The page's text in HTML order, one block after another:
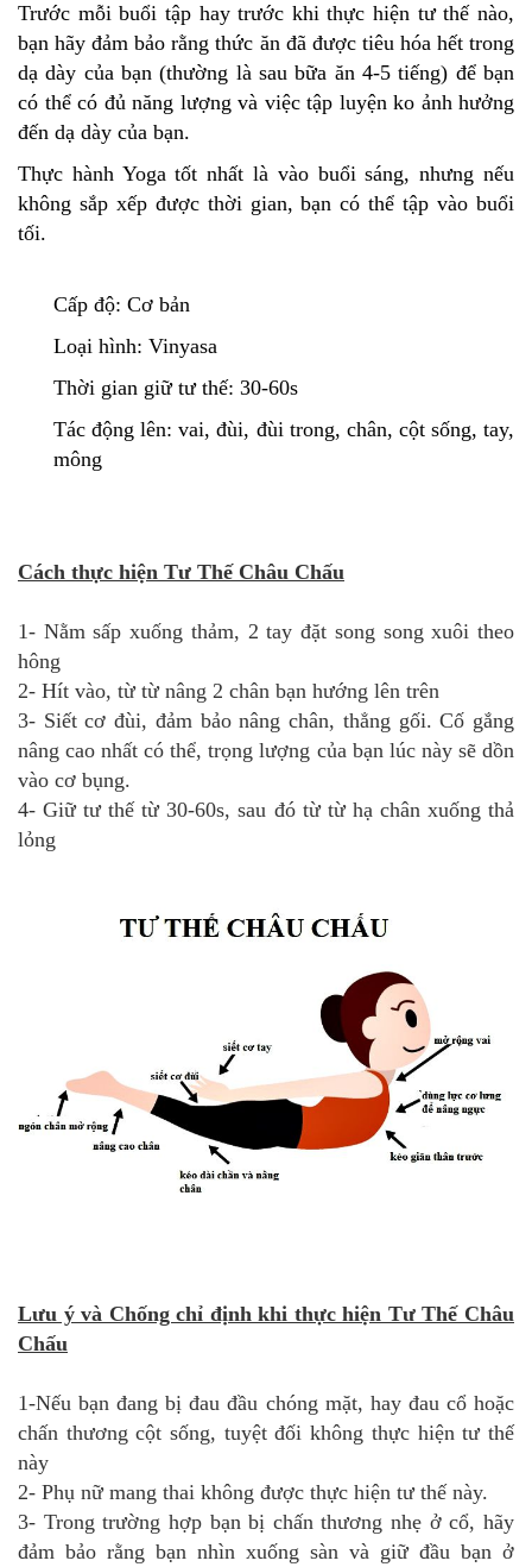
Trước mỗi buổi tập hay trước khi thực hiện tư thế nào,
bạn hãy đảm bảo rằng thức ăn đã được tiêu hóa hết trong
dạ dày của bạn (thường là sau bữa ăn 4-5 tiếng) để bạn
có thể có đủ năng lượng và việc tập luyện ko ảnh hưởng
đến dạ dày của bạn.
Thực hành Yoga tốt nhất là vào buổi sáng, nhưng nếu
không sắp xếp được thời gian, bạn có thể tập vào buổi
tối.
Cấp độ: Cơ bản
Loại hình: Vinyasa
Thời gian giữ tư thế: 30-60s
Tác động lên: vai, đùi, đùi trong, chân, cột sống, tay,
mông
Cách thực hiện Tư Thế Châu Chấu
1- Nằm sấp xuống thảm, 2 tay đặt song song xuôi theo
hông
2- Hít vào, từ từ nâng 2 chân bạn hướng lên trên
3- Siết cơ đùi, đảm bảo nâng chân, thẳng gối. Cố gắng
nâng cao nhất có thể, trọng lượng của bạn lúc này sẽ dồn
vào cơ bụng.
4- Giữ tư thế từ 30-60s, sau đó từ từ hạ chân xuống thả
lỏng
Lưu ý và Chống chỉ định khi thực hiện Tư Thế Châu
Chấu
1-Nếu bạn đang bị đau đầu chóng mặt, hay đau cổ hoặc
chấn thương cột sống, tuyệt đối không thực hiện tư thế
này
2- Phụ nữ mang thai không được thực hiện tư thế này.
3- Trong trường hợp bạn bị chấn thương nhẹ ở cổ, hãy
đảm bảo rằng bạn nhìn xuống sàn và giữ đầu bạn ở